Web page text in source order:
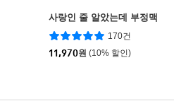
사랑인 줄 알았는데 부정맥
170건
11,970원 (10% 할인)